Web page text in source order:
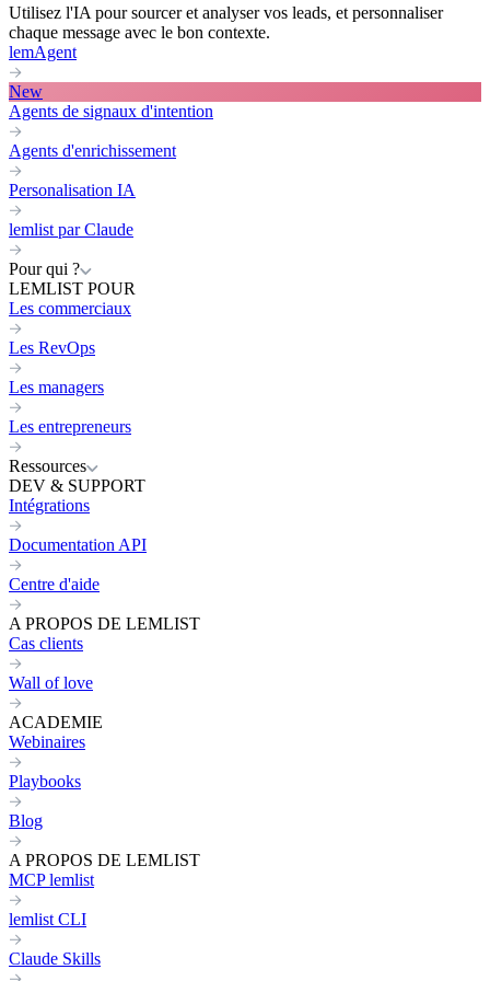
Utilisez l'IA pour sourcer et analyser vos leads, et personnaliser
chaque message avec le bon contexte.
lemAgent
New
Agents de signaux d'intention
Agents d'enrichissement
Personalisation IA
lemlist par Claude
Pour qui ?
LEMLIST POUR
Les commerciaux
Les RevOps
Les managers
Les entrepreneurs
Ressources
DEV & SUPPORT
Intégrations
Documentation API
Centre d'aide
A PROPOS DE LEMLIST
Cas clients
Wall of love
ACADEMIE
Webinaires
Playbooks
Blog
A PROPOS DE LEMLIST
MCP lemlist
lemlist CLI
Claude Skills